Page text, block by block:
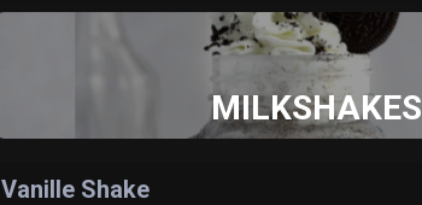
MILKSHAKES
Vanille Shake